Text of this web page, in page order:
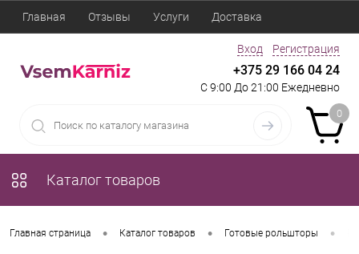
Главная Отзывы Услуги Доставка
Вход Регистрация
+375 29 166 04 24
С 9:00 До 21:00 Ежедневно
0
Каталог товаров
Главная страница • Каталог товаров • Готовые рольшторы •